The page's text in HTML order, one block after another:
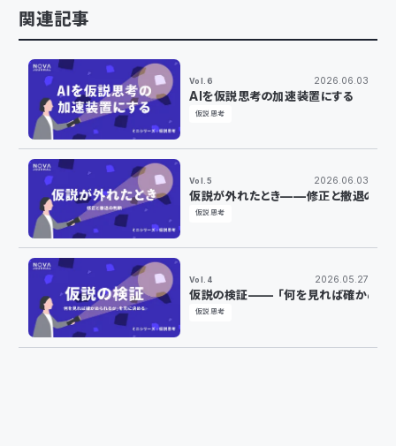
関連記事
Vol.6 2026.06.03
AIを仮説思考の加速装置にする
仮説思考
Vol.5 2026.06.03
仮説が外れたとき——修正と撤退の判
仮説思考
Vol.4 2026.05.27
仮説の検証——「何を見れば確かめら
仮説思考